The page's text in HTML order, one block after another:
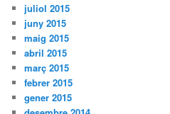
juliol 2015
juny 2015
maig 2015
abril 2015
març 2015
febrer 2015
gener 2015